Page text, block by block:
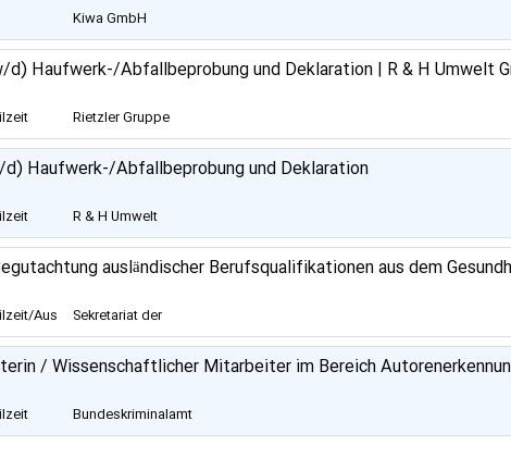
Kiwa GmbH
Haufwerk-/Abfallbeprobung und Deklaration | R & H Umwelt
Rietzler Gruppe
GmbH
Haufwerk-/Abfallbeprobung und Deklaration
R & H Umwelt
ausländischer Berufsqualifikationen aus dem
Aus
Sekretariat der
Ständigen Konferenz
der Kultusminister
Deutschland
/ Wissenschaftlicher Mitarbeiter im Bereich
Bundeskriminalamt